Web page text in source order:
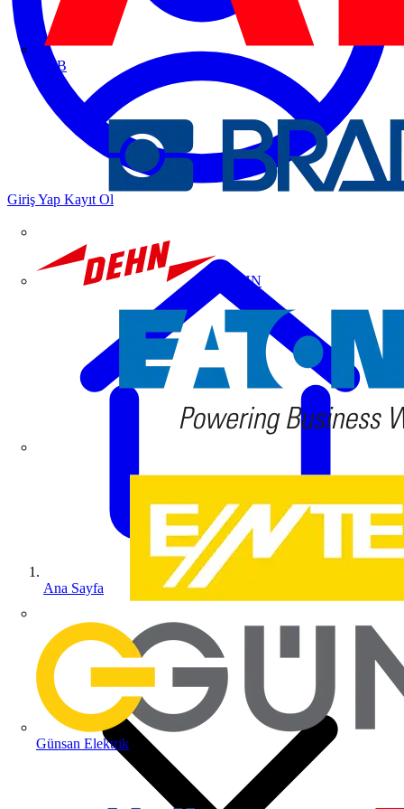
ABB
DEHN
Günsan Elektrik
Giriş Yap Kayıt Ol
Ana Sayfa